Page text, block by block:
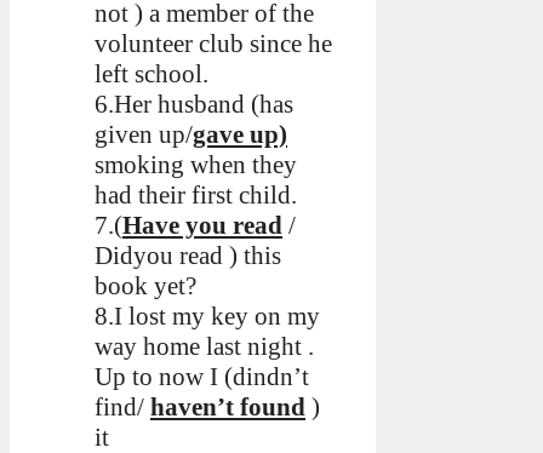
not ) a member of the
volunteer club since he
left school.
6.Her husband (has
given up/gave up)
smoking when they
had their first child.
7.(Have you read /
Didyou read ) this
book yet?
8.I lost my key on my
way home last night .
Up to now I (dindn’t
find/ haven’t found )
it